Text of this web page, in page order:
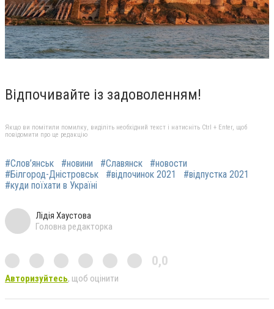
Відпочивайте із задоволенням!
Якщо ви помітили помилку, виділіть необхідний текст і натисніть Ctrl + Enter, щоб
повідомити про це редакцію
#Слов’янськ #новини #Славянск
#новости
#Білгород-Дністровськ
#відпочинок 2021
#відпустка 2021
#куди поїхати в Україні
Лідія Хаустова
Головна редакторка
0,0
Авторизуйтесь, щоб оцінити